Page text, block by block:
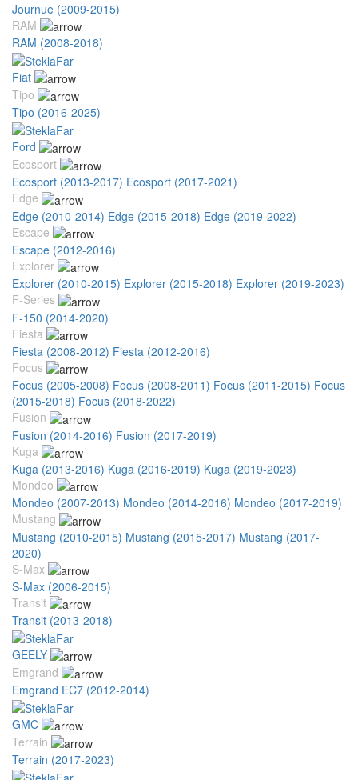
Journue (2009-2015)
RAM
RAM (2008-2018)
Fiat
Tipo
Tipo (2016-2025)
Ford
Ecosport
Ecosport (2013-2017) Ecosport (2017-2021)
Edge
Edge (2010-2014) Edge (2015-2018) Edge (2019-2022)
Escape
Escape (2012-2016)
Explorer
Explorer (2010-2015) Explorer (2015-2018) Explorer (2019-2023)
F-Series
F-150 (2014-2020)
Fiesta
Fiesta (2008-2012) Fiesta (2012-2016)
Focus
Focus (2005-2008) Focus (2008-2011) Focus (2011-2015) Focus
(2015-2018) Focus (2018-2022)
Fusion
Fusion (2014-2016) Fusion (2017-2019)
Kuga
Kuga (2013-2016) Kuga (2016-2019) Kuga (2019-2023)
Mondeo
Mondeo (2007-2013) Mondeo (2014-2016) Mondeo (2017-2019)
Mustang
Mustang (2010-2015) Mustang (2015-2017) Mustang (2017-
2020)
S-Max
S-Max (2006-2015)
Transit
Transit (2013-2018)
GEELY
Emgrand
Emgrand EC7 (2012-2014)
GMC
Terrain
Terrain (2017-2023)